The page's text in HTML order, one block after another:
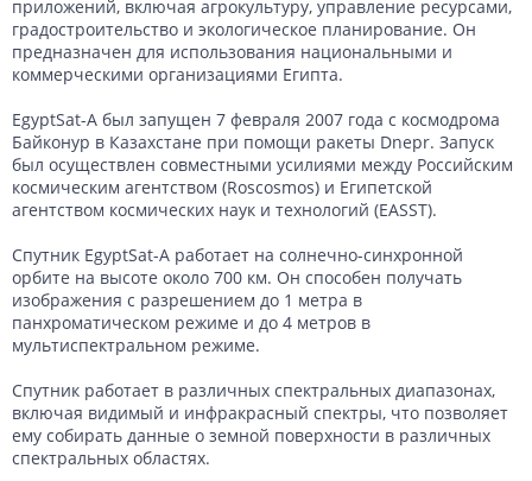
приложений, включая агрокультуру, управление ресурсами,
градостроительство и экологическое планирование. Он
предназначен для использования национальными и
коммерческими организациями Египта.
EgyptSat-A был запущен 7 февраля 2007 года с космодрома
Байконур в Казахстане при помощи ракеты Dnepr. Запуск
был осуществлен совместными усилиями между Российским
космическим агентством (Roscosmos) и Египетской
агентством космических наук и технологий (EASST).
Спутник EgyptSat-A работает на солнечно-синхронной
орбите на высоте около 700 км. Он способен получать
изображения с разрешением до 1 метра в
панхроматическом режиме и до 4 метров в
мультиспектральном режиме.
Спутник работает в различных спектральных диапазонах,
включая видимый и инфракрасный спектры, что позволяет
ему собирать данные о земной поверхности в различных
спектральных областях.